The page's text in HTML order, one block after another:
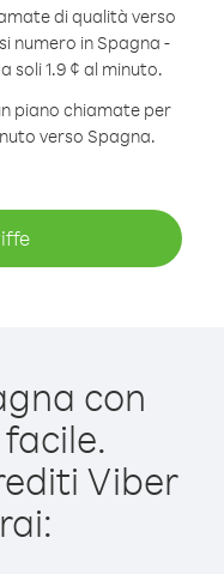
di qualità verso
numero in Spagna -
soli 1.9 ¢ al minuto.
piano chiamate per
verso Spagna.
con
Viber